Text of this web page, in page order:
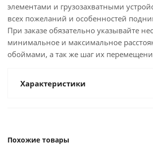
элементами и грузозахватными
всех пожеланий и особенностей
При заказе обязательно указывайте
минимальное и максимальное
обоймами, а так же шаг их
Характеристики
Похожие товары